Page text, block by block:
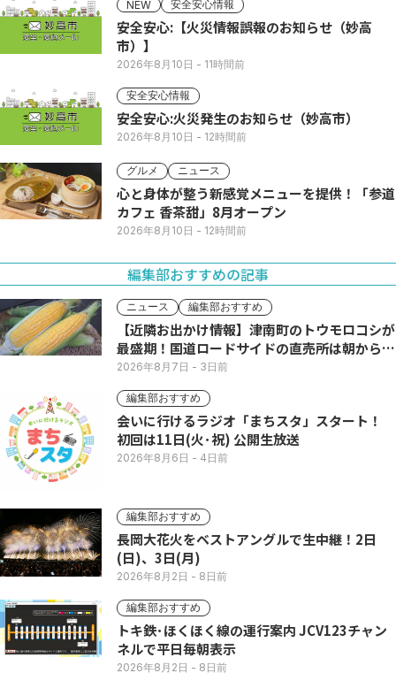
NEW 安全安心情報
安全安心:【火災情報誤報のお知らせ（妙高
市）】
2026年8月10日 - 11時間前
安全安心情報
安全安心:火災発生のお知らせ（妙高市）
2026年8月10日 - 12時間前
グルメ ニュース
心と身体が整う新感覚メニューを提供！「参道
カフェ 香茶甜」8月オープン
2026年8月10日 - 12時間前
編集部おすすめの記事
ニュース 編集部おすすめ
【近隣お出かけ情報】津南町のトウモロコシが
最盛期！国道ロードサイドの直売所は朝から長
い列
2026年8月7日 - 3日前
編集部おすすめ
会いに行けるラジオ「まちスタ」スタート！
初回は11日(火･祝) 公開生放送
2026年8月6日 - 4日前
編集部おすすめ
長岡大花火をベストアングルで生中継！2日
(日)、3日(月)
2026年8月2日 - 8日前
編集部おすすめ
トキ鉄･ほくほく線の運行案内 JCV123チャン
ネルで平日毎朝表示
2026年8月2日 - 8日前